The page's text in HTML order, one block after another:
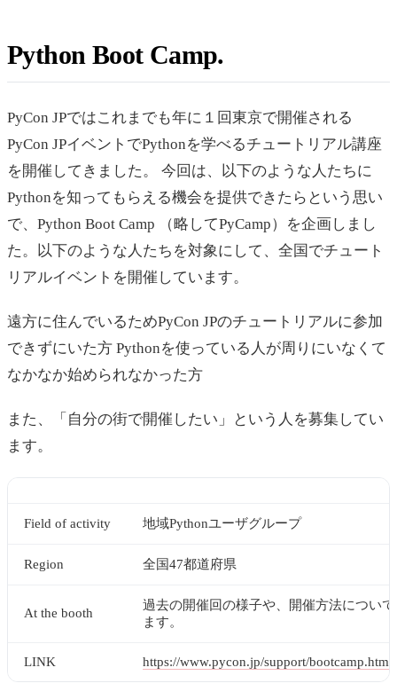
Python Boot Camp
PyCon JPではこれまでも年に１回東京で開催される
PyCon JPイベントでPythonを学べるチュートリアル講座
を開催してきました。 今回は、以下のような人たちに
Pythonを知ってもらえる機会を提供できたらという思い
で、Python Boot Camp （略してPyCamp）を企画しまし
た。以下のような人たちを対象にして、全国でチュート
リアルイベントを開催しています。
遠方に住んでいるためPyCon JPのチュートリアルに参加
できずにいた方 Pythonを使っている人が周りにいなくて
なかなか始められなかった方
また、「自分の街で開催したい」という人を募集してい
ます。
Field of activity 地域Pythonユーザグループ
Region 全国47都道府県
At the booth
過去の開催回の様子や、開催方法につい
ます。
LINK https://www.pycon.jp/support/bootcamp.html